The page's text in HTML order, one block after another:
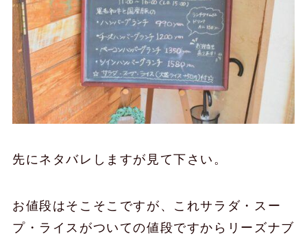
先にネタバレしますが見て下さい。
お値段はそこそこですが、これサラダ・スー
プ・ライスがついての値段ですからリーズナブ